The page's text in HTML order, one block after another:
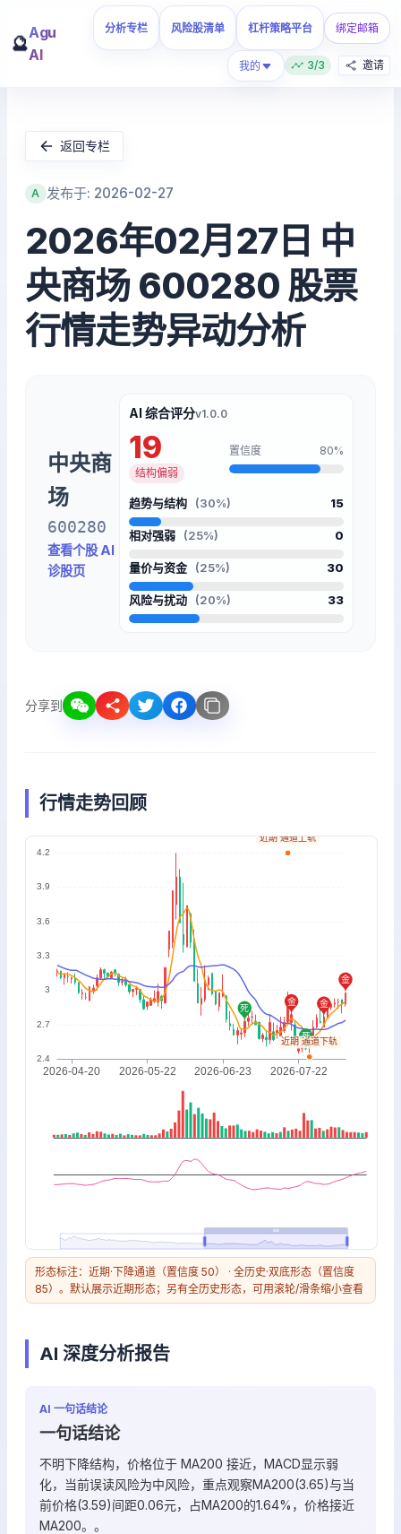
🔮Agu
AI
分析专栏 风险股清单 杠杆策略平台 绑定邮箱
我的 3/3 邀请
返回专栏
A 发布于: 2026-02-27
2026年02月27日 中
央商场 600280 股票
行情走势异动分析
中央商
场
600280
查看个股 AI
诊股页
AI 综合评分v1.0.0
19
结构偏弱
置信度 80%
趋势与结构 (30%) 15
相对强弱 (25%) 0
量价与资金 (25%) 30
风险与扰动 (20%) 33
分享到
行情走势回顾
形态标注：近期·下降通道（置信度 50） · 全历史·双底形态（置信度
85）。默认展示近期形态；另有全历史形态，可用滚轮/滑条缩小查看
AI 深度分析报告
AI 一句话结论
一句话结论
不明下降结构，价格位于 MA200 接近，MACD显示弱
化，当前误读风险为中风险，重点观察MA200(3.65)与当
前价格(3.59)间距0.06元，占MA200的1.64%，价格接近
MA200。。